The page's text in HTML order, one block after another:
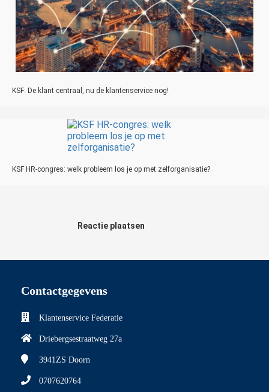
KSF: De klant centraal, nu de klantenservice nog!
KSF HR-congres: welk probleem los je op met zelforganisatie?
Reactie plaatsen
Contactgegevens
Klantenservice Federatie
Driebergsestraatweg 27a
3941ZS Doorn
0707620764